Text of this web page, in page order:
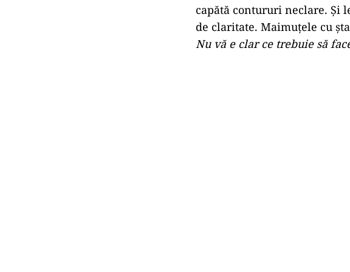
capătă contururi neclare. Și
de claritate. Maimuțele cu
Nu vă e clar ce trebuie să